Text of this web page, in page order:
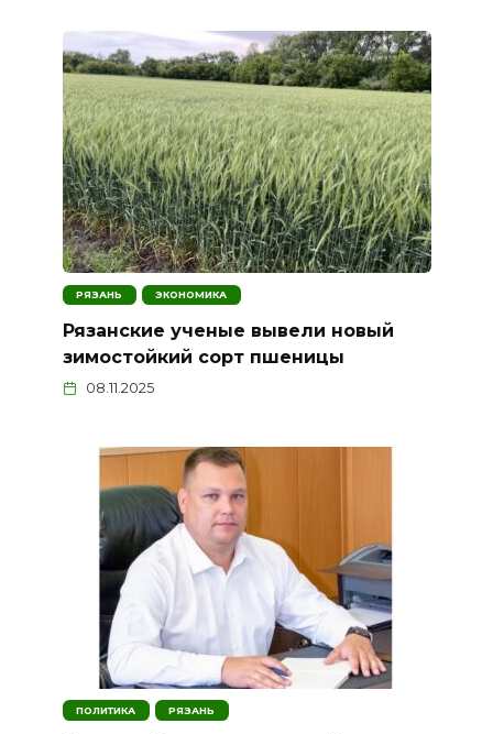
РЯЗАНЬ ЭКОНОМИКА
Рязанские ученые вывели новый
зимостойкий сорт пшеницы
08.11.2025
ПОЛИТИКА РЯЗАНЬ